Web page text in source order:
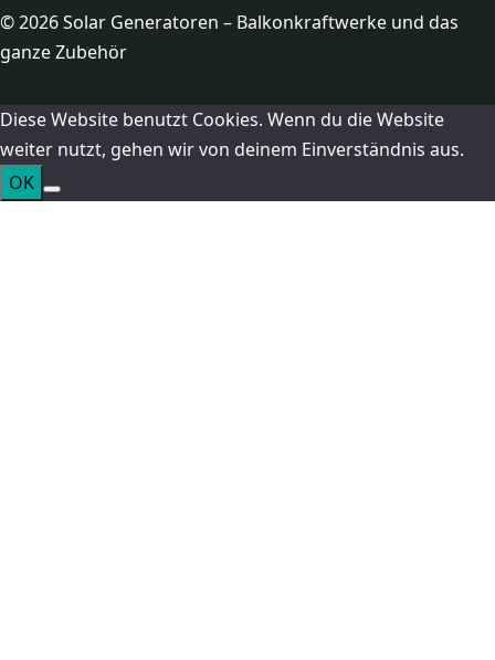
© 2026 Solar Generatoren – Balkonkraftwerke und das
ganze Zubehör
Diese Website benutzt Cookies. Wenn du die Website
weiter nutzt, gehen wir von deinem Einverständnis aus.
OK